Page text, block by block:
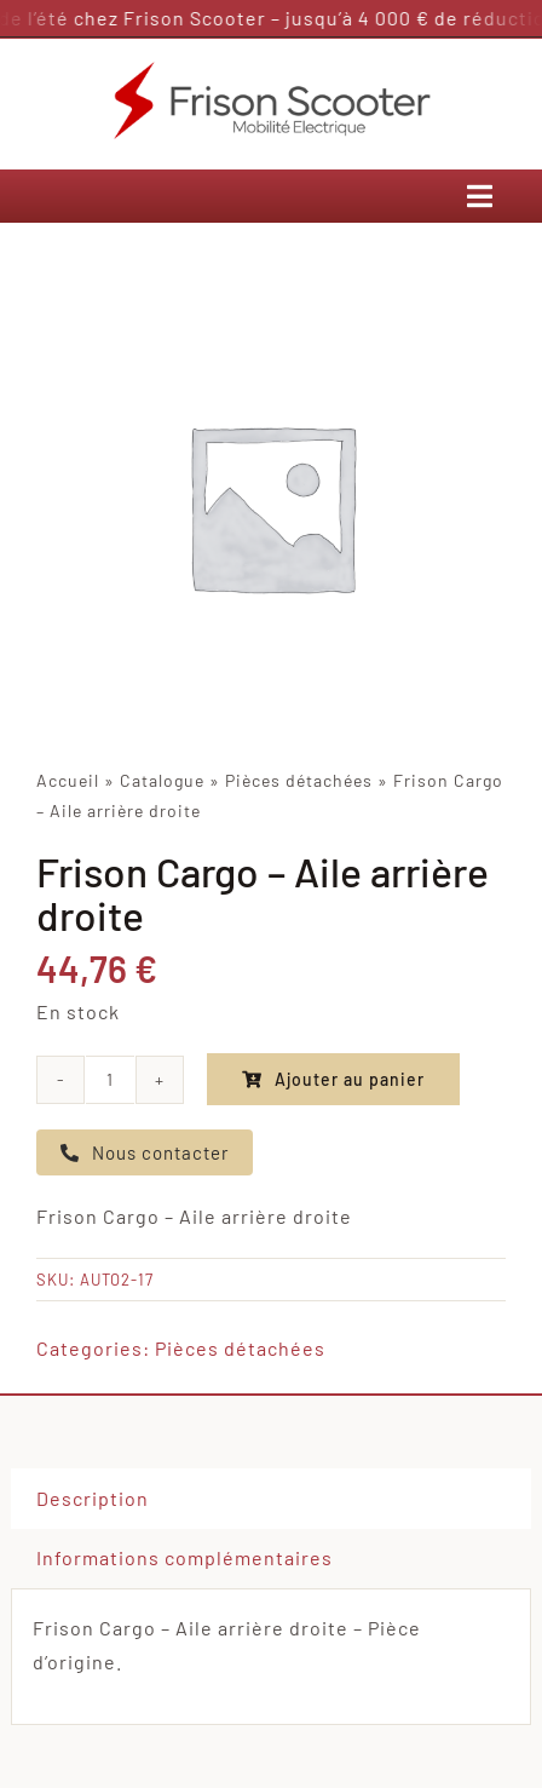
Passer
l’été chez Frison Scooter – jusqu’à 4 000 € de
Accueil » Catalogue » Pièces détachées » Frison Cargo
– Aile arrière droite
Frison Cargo – Aile arrière
droite
44,76 €
En stock
de
Frison
-
Aile
arrière
Ajouter au panier
Nous contacter
Frison Cargo – Aile arrière droite
SKU: AUTO2-17
Categories: Pièces détachées
Description
Informations complémentaires
Frison Cargo – Aile arrière droite – Pièce
d’origine.